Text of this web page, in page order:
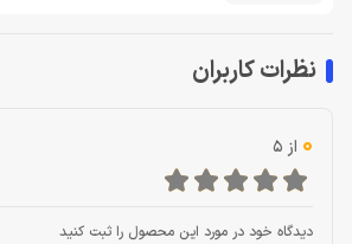
نظرات کاربران
0 از 5
دیدگاه خود در مورد این محصول را ثبت کنید